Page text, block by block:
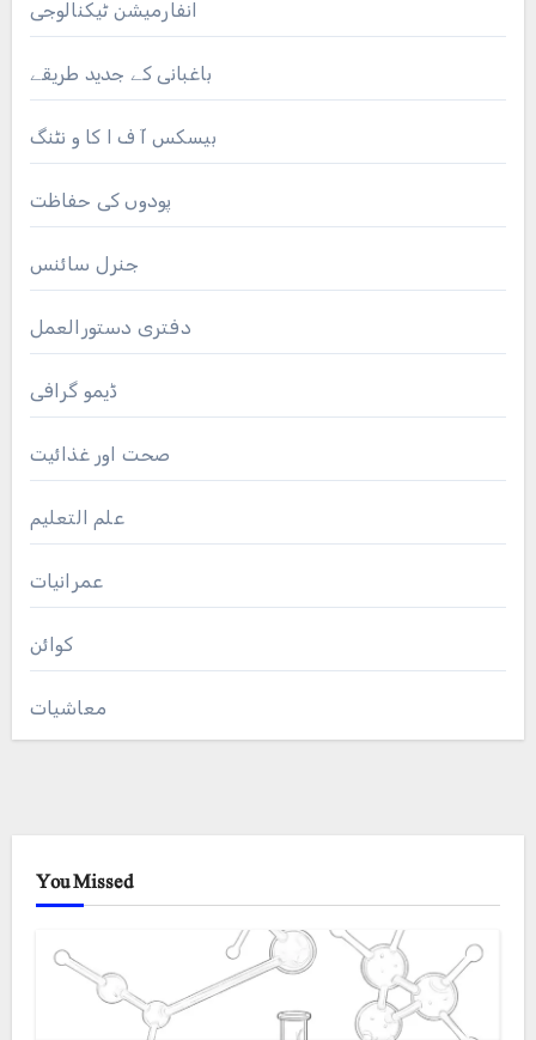
انفارمیشن ٹیکنالوجی
باغبانی کے جدید طریقے
بیسکس آ ف ا کا و نٹنگ
پودوں کی حفاظت
جنرل سائنس
دفتری دستورالعمل
ڈیمو گرافی
صحت اور غذائیت
علم التعلیم
عمرانیات
کوائن
معاشیات
You Missed